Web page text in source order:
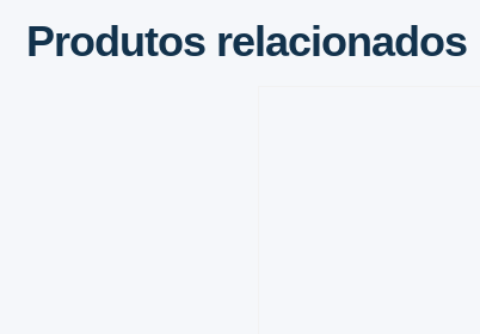
Produtos relacionados